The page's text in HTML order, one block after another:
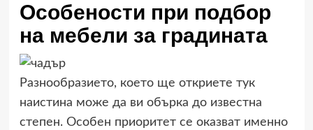
Особености при подбор
на мебели за градината
Разнообразието, което ще откриете тук
наистина може да ви обърка до известна
степен. Особен приоритет се оказват именно